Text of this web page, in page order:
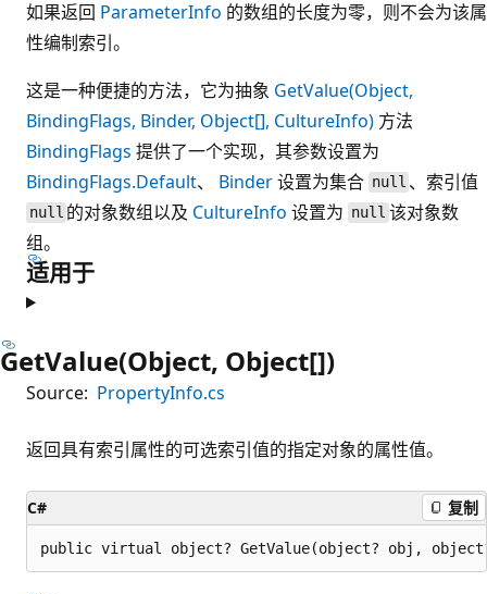
如果返回 ParameterInfo 的数组的长度为零，则不会为该属
性编制索引。
这是一种便捷的方法，它为抽象 GetValue(Object,
BindingFlags, Binder, Object[], CultureInfo) 方法
BindingFlags 提供了一个实现，其参数设置为
BindingFlags.Default、 Binder设置为集合 null 、索引值
null 的对象数组以及 CultureInfo 设置为 null 该对象数
组。
适用于
GetValue(Object, Object[])
Source: PropertyInfo.cs
返回具有索引属性的可选索引值的指定对象的属性值。
C# 复制
public virtual object? GetValue(object? obj,